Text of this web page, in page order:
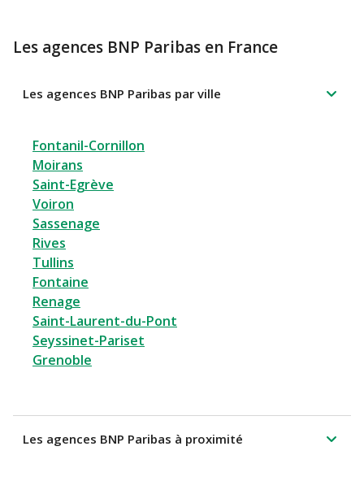
Les agences BNP Paribas en France
Les agences BNP Paribas par ville
Fontanil-Cornillon
Moirans
Saint-Egrève
Voiron
Sassenage
Rives
Tullins
Fontaine
Renage
Saint-Laurent-du-Pont
Seyssinet-Pariset
Grenoble
Les agences BNP Paribas à proximité